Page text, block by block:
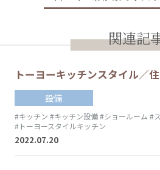
関連記
トーヨーキッチンスタイル／
設備
#キッチン #キッチン設備#ショールーム #
#トーヨースタイルキッチン
2022.07.20